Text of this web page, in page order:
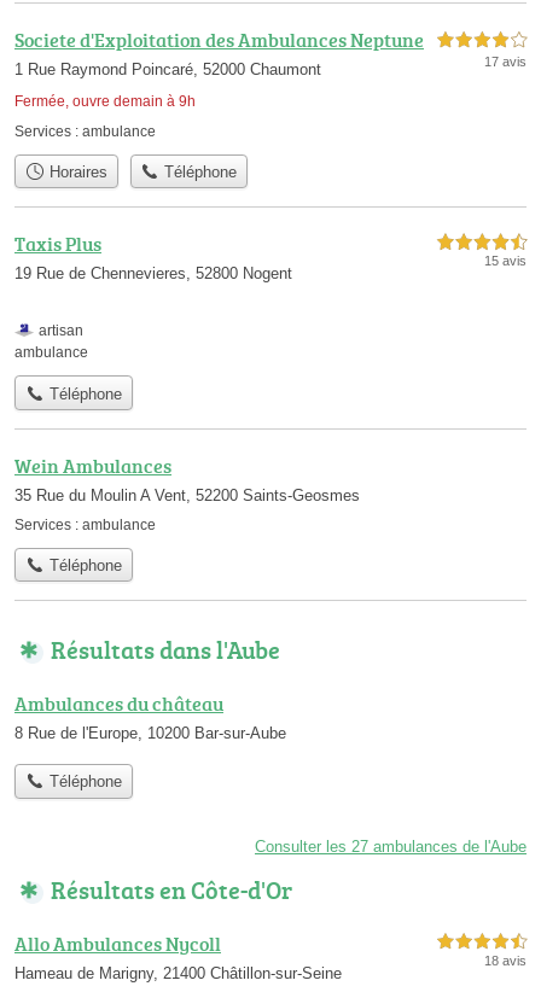
Societe d'Exploitation des Ambulances Neptune
1 Rue Raymond Poincaré, 52000 Chaumont
Fermée, ouvre demain à 9h
4,0 étoiles sur 5
17 avis
Services : ambulance
Horaires Téléphone
Taxis Plus
19 Rue de Chennevieres, 52800 Nogent
4,5 étoiles sur 5
15 avis
artisan
ambulance
Téléphone
Wein Ambulances
35 Rue du Moulin A Vent, 52200 Saints-Geosmes
Services : ambulance
Téléphone
Résultats dans l'Aube
Ambulances du château
8 Rue de l'Europe, 10200 Bar-sur-Aube
Téléphone
Consulter les 27 ambulances de l'Aube
Résultats en Côte-d'Or
Allo Ambulances Nycoll
Hameau de Marigny, 21400 Châtillon-sur-Seine
4,5 étoiles sur 5
18 avis